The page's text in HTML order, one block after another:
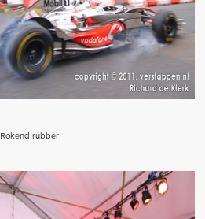
Rokend rubber